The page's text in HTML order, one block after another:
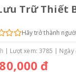
Trữ Thiết
Hãy trở thành
Lượt xem: 3785 Ngày
đ